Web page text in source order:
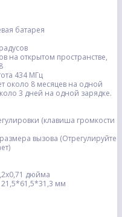
батарея
на открытом пространстве,
434 МГц
около 8 месяцев на одной
3 дней на одной зарядке.
(клавиша громкости
вызова (Отрегулируйте
дюйма
мм